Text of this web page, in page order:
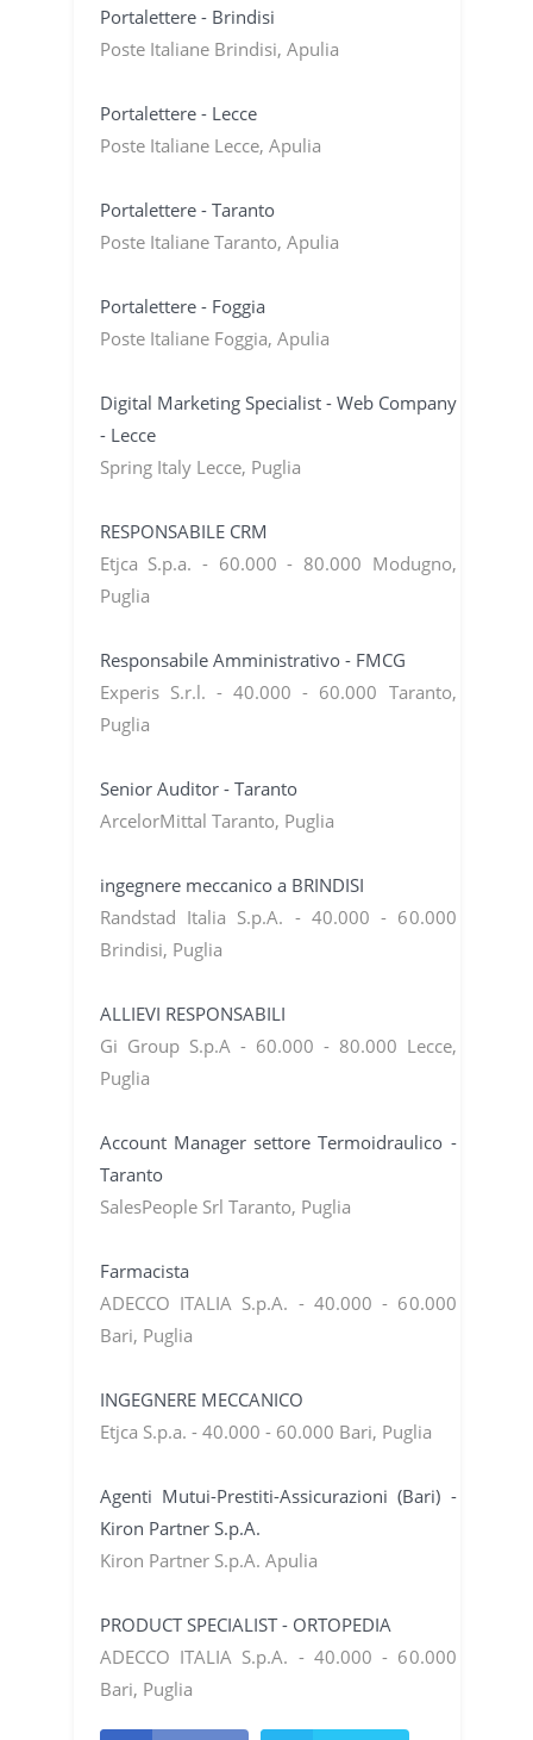
Portalettere - Brindisi
Poste Italiane Brindisi, Apulia
Portalettere - Lecce
Poste Italiane Lecce, Apulia
Portalettere - Taranto
Poste Italiane Taranto, Apulia
Portalettere - Foggia
Poste Italiane Foggia, Apulia
Digital Marketing Specialist - Web Company
- Lecce
Spring Italy Lecce, Puglia
RESPONSABILE CRM
Etjca S.p.a. - 60.000 - 80.000 Modugno,
Puglia
Responsabile Amministrativo - FMCG
Experis S.r.l. - 40.000 - 60.000 Taranto,
Puglia
Senior Auditor - Taranto
ArcelorMittal Taranto, Puglia
ingegnere meccanico a BRINDISI
Randstad Italia S.p.A. - 40.000 - 60.000
Brindisi, Puglia
ALLIEVI RESPONSABILI
Gi Group S.p.A - 60.000 - 80.000 Lecce,
Puglia
Account Manager settore Termoidraulico -
Taranto
SalesPeople Srl Taranto, Puglia
Farmacista
ADECCO ITALIA S.p.A. - 40.000 - 60.000
Bari, Puglia
INGEGNERE MECCANICO
Etjca S.p.a. - 40.000 - 60.000 Bari, Puglia
Agenti Mutui-Prestiti-Assicurazioni (Bari) -
Kiron Partner S.p.A.
Kiron Partner S.p.A. Apulia
PRODUCT SPECIALIST - ORTOPEDIA
ADECCO ITALIA S.p.A. - 40.000 - 60.000
Bari, Puglia